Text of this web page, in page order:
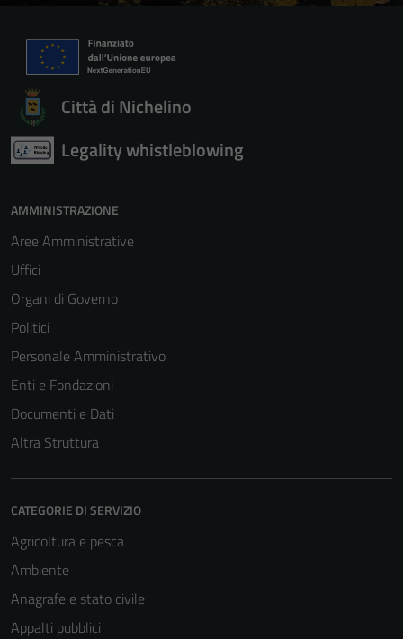
Città di Nichelino
Legality whistleblowing
AMMINISTRAZIONE
Aree Amministrative
Uffici
Organi di Governo
Politici
Personale Amministrativo
Enti e Fondazioni
Documenti e Dati
Altra Struttura
CATEGORIE DI SERVIZIO
Agricoltura e pesca
Ambiente
Anagrafe e stato civile
Appalti pubblici